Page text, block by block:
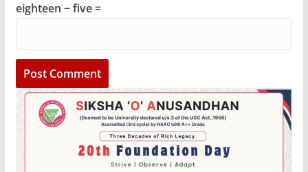
eighteen − five =